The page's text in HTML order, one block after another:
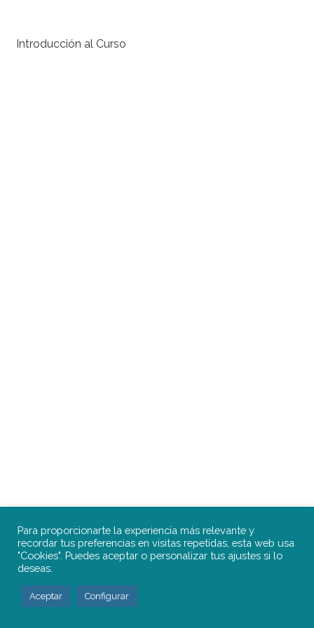
Introducción al Curso
Para proporcionarte la experiencia más relevante y
recordar tus preferencias en visitas repetidas, esta web usa
"Cookies". Puedes aceptar o personalizar tus ajustes si lo
deseas.
Aceptar Configurar